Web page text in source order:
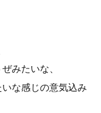
みたいな、
な感じの意気込み